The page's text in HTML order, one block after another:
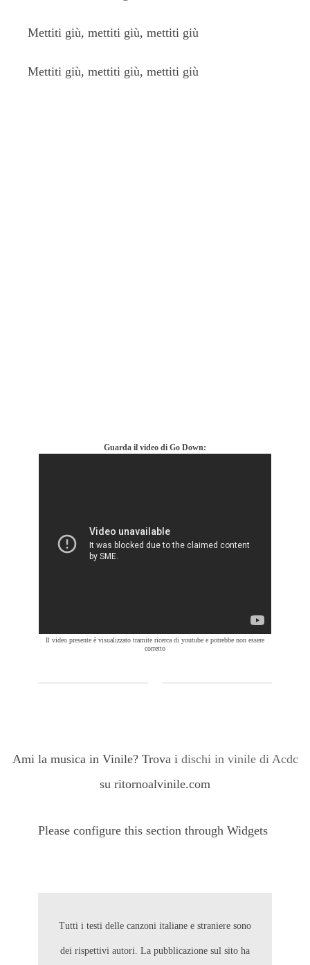
Mettiti giù, mettiti giù, mettiti giù
Mettiti giù, mettiti giù, mettiti giù
Guarda il video di Go Down:
Il video presente è visualizzato tramite ricerca di youtube e potrebbe non essere
corretto
Ami la musica in Vinile? Trova i dischi in vinile di Acdc
su ritornoalvinile.com
Please configure this section through Widgets
Tutti i testi delle canzoni italiane e straniere sono
dei rispettivi autori. La pubblicazione sul sito ha